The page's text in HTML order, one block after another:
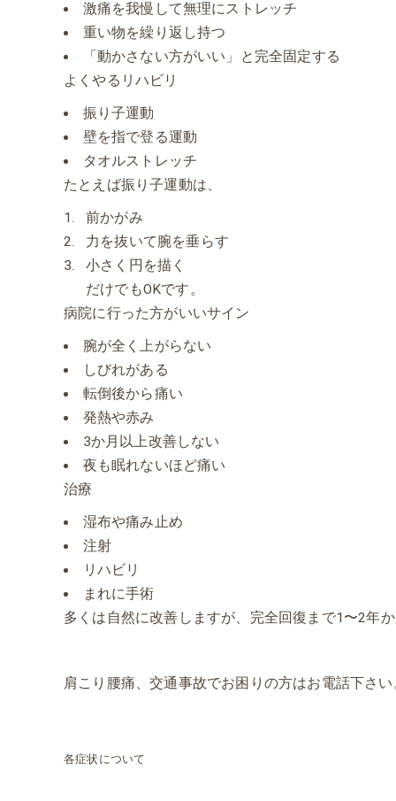
激痛を我慢して無理にストレッチ
重い物を繰り返し持つ
「動かさない方がいい」と完全固定する
よくやるリハビリ
振り子運動
壁を指で登る運動
タオルストレッチ
たとえば振り子運動は、
前かがみ
力を抜いて腕を垂らす
小さく円を描く
だけでもOKです。
病院に行った方がいいサイン
腕が全く上がらない
しびれがある
転倒後から痛い
発熱や赤み
3か月以上改善しない
夜も眠れないほど痛い
治療
湿布や痛み止め
注射
リハビリ
まれに手術
多くは自然に改善しますが、完全回復まで1〜2年か
肩こり腰痛、交通事故でお困りの方はお電話下さい
各症状について